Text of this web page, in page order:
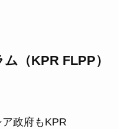
（KPR FLPP）
政府もKPR